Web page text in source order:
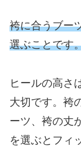
袴に合うブー
選ぶことです
ヒールの高さ
大切です。袴
ーツ、袴の丈
を選ぶとフィ